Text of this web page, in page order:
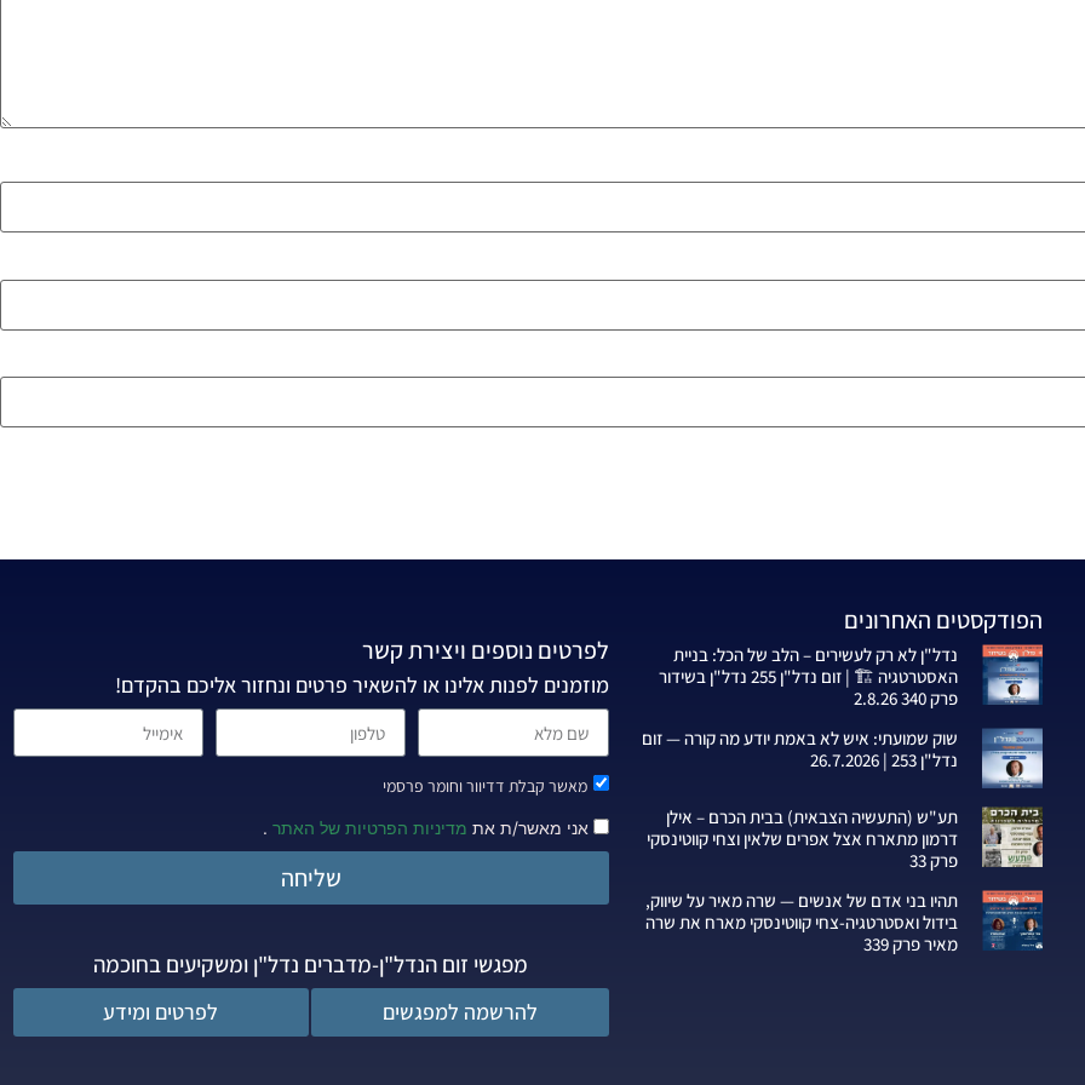
הפודקסטים האחרונים
נדל"ן לא רק לעשירים – הלב של הכל: בניית
האסטרטגיה 🏗️ | זום נדל"ן 255 נדל"ן בשידור
פרק 340 2.8.26
שוק שמועתי: איש לא באמת יודע מה קורה — זום
נדל"ן 253 | 26.7.2026
תע"ש (התעשיה הצבאית) בבית הכרם – אילן
דרמון מתארח אצל אפרים שלאין וצחי קווטינסקי
פרק 33
תהיו בני אדם של אנשים — שרה מאיר על שיווק,
בידול ואסטרטגיה-צחי קווטינסקי מארח את שרה
מאיר פרק 339
לפרטים נוספים ויצירת קשר
מוזמנים לפנות אלינו או להשאיר פרטים ונחזור אליכם בהקדם!
מאשר קבלת דדיוור וחומר פרסמי
אני מאשר/ת את מדיניות הפרטיות של האתר .
שליחה
מפגשי זום הנדל"ן-מדברים נדל"ן ומשקיעים בחוכמה
להרשמה למפגשים לפרטים ומידע